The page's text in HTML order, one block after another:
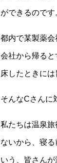
ができるのです
都内で某製薬
会社から帰る
床したときに
そんなCさんに
私たちは温泉
ないから、寝
いう、皆さん